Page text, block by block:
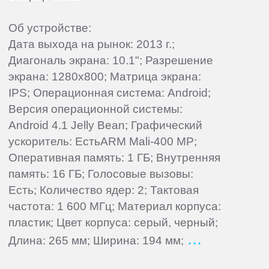
Об устройстве:
Дата выхода на рынок: 2013 г.;
Диагональ экрана: 10.1"; Разрешение
экрана: 1280x800; Матрица экрана:
IPS; Операционная система: Android;
Версия операционной системы:
Android 4.1 Jelly Bean; Графический
ускоритель: ЕстьARM Mali-400 MP;
Оперативная память: 1 ГБ; Внутренняя
память: 16 ГБ; Голосовые вызовы:
Есть; Количество ядер: 2; Тактовая
частота: 1 600 МГц; Материал корпуса:
пластик; Цвет корпуса: серый, черный;
Длина: 265 мм; Ширина: 194 мм;